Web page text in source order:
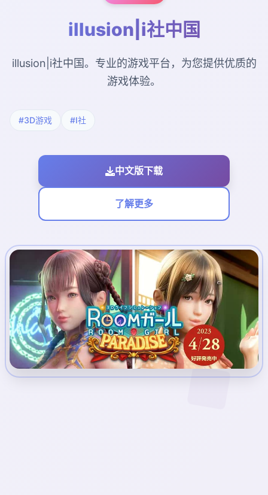
illusion|i社中国
illusion|i社中国。专业的游戏平台，为您提供优质的
游戏体验。
#3D游戏 #I社
中文版下载
了解更多